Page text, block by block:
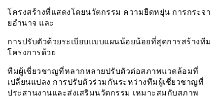
โครงสร้างที่แสดงโดยนวัตกรรม ความยืดหยุ่น การกระจา
ยอำนาจ และ
การปรับตัวด้วยระเบียบแบบแผนน้อยน้อยที่สุดการสร้างทีม
โครงการด้วย
ทีมผู้เชี่ยวชาญที่หลากหลายปรับตัวต่อสภาพแวดล้อมที่
เปลี่ยนแปลง การปรับตัวร่วมกันระหว่างทีมผู้เชี่ยวชาญที่
ประสานงานและส่งเสริมนวัตกรรม เหมาะสมกับสภาพ